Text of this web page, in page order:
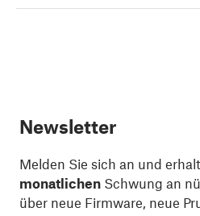
Newsletter
Melden Sie sich an und
monatlichen Schwung an
über neue Firmware, neue